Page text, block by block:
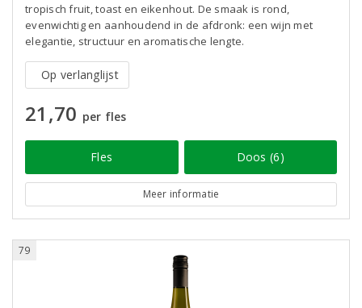
tropisch fruit, toast en eikenhout. De smaak is rond,
evenwichtig en aanhoudend in de afdronk: een wijn met
elegantie, structuur en aromatische lengte.
Op verlanglijst
21,70 per fles
Fles Doos (6)
Meer informatie
79